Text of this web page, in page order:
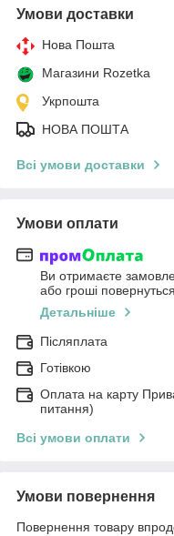
Умови доставки
Нова Пошта
Магазини Rozetka
Укрпошта
НОВА ПОШТА
Всі умови доставки
Умови оплати
Ви отримаєте
або гроші
Детальніше
Післяплата
Готівкою
Оплата на карту
питання)
Всі умови оплати
Умови повернення
Повернення товару